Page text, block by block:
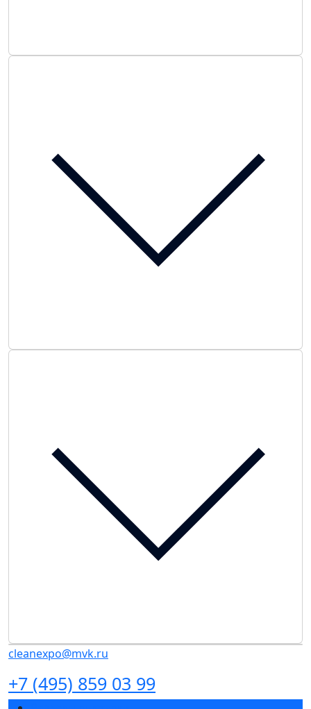
cleanexpo@mvk.ru
+7 (495) 859 03 99